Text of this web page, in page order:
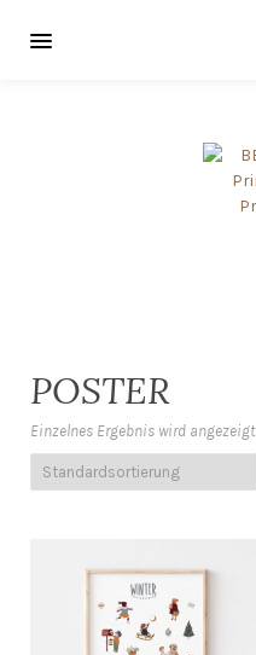
POSTER
Einzelnes Ergebnis wird angezeigt